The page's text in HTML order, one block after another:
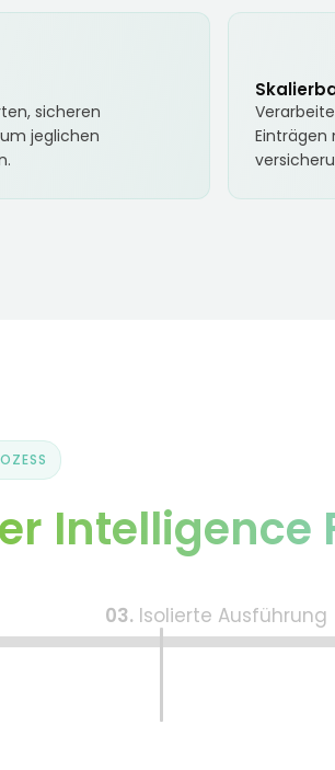
sicheren
jeglichen
Einträgen
Intelligence
03. Isolierte Ausführung